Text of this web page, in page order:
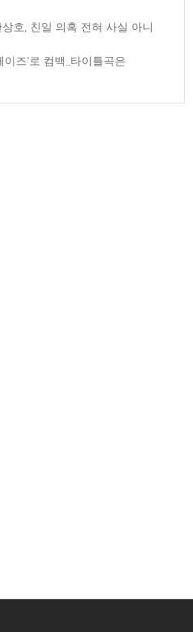
호, 친일 의혹 전혀 사실 아니
즈'로 컴백..타이틀곡은